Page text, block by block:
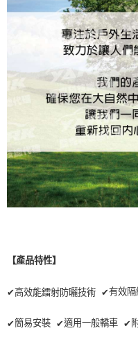
【產品特性】
✔高效能鐳射防曬技術 ✔有效隔
✔簡易安裝 ✔適用一般轎車 ✔